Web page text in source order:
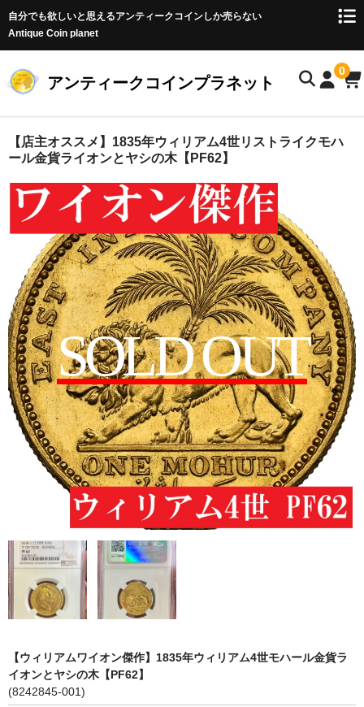
自分でも欲しいと思えるアンティークコインしか売らない
Antique Coin planet
アンティークコインプラネット
0
ホーム
オークション
お客様の声
店主のブログ
コイン初心者の方へ
お問い合わせ
会社概要
各種代行
ご注文の流れ
【店主オススメ】1835年ウィリアム4世リストライクモハ
ール金貨ライオンとヤシの木【PF62】
SOLD OUT
【ウィリアムワイオン傑作】1835年ウィリアム4世モハール金貨ラ
イオンとヤシの木【PF62】
(8242845-001)